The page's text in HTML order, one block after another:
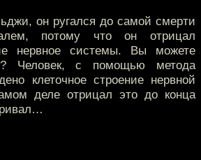
он ругался до самой смерти
потому что он отрицал
нервное системы. Вы можете
Человек, с помощью метода
клеточное строение нервной
деле отрицал это до конца